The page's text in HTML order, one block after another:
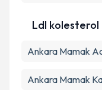
Ldl kolesterol
Ankara Mamak
Ankara Mamak